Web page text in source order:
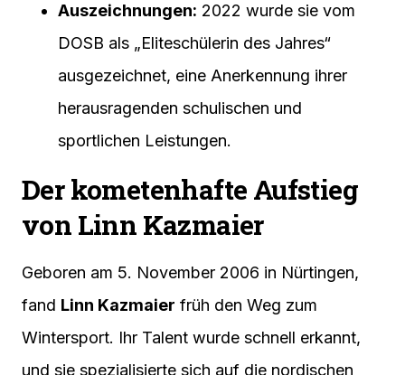
Auszeichnungen: 2022 wurde sie vom
DOSB als „Eliteschülerin des Jahres“
ausgezeichnet, eine Anerkennung ihrer
herausragenden schulischen und
sportlichen Leistungen.
Der kometenhafte Aufstieg
von Linn Kazmaier
Geboren am 5. November 2006 in Nürtingen,
fand Linn Kazmaier früh den Weg zum
Wintersport. Ihr Talent wurde schnell erkannt,
und sie spezialisierte sich auf die nordischen